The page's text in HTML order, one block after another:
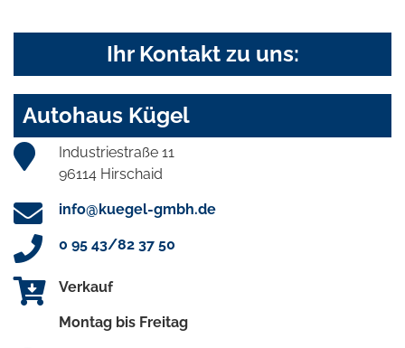
Ihr Kontakt zu uns:
Autohaus Kügel
Industriestraße 11
96114 Hirschaid
info@kuegel-gmbh.de
0 95 43/82 37 50
Verkauf
Montag bis Freitag